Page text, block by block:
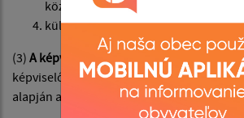
közhasznú szervezet törvényes
külön törvény alapján.
(3) A képviselők számát a teljes választási
képviselő-testület határozza meg a
alapján az alábbiak szerint: